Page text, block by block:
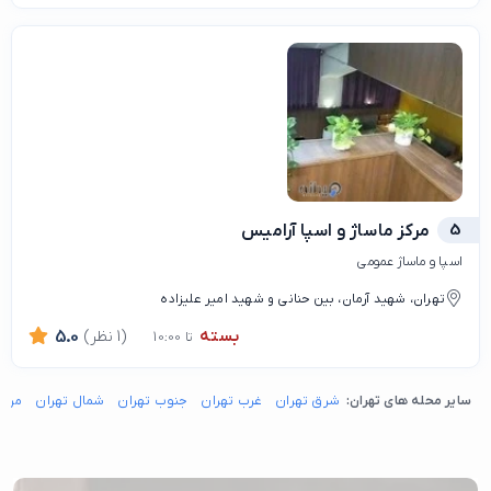
5 مرکز ماساژ و اسپا آرامیس
اسپا و ماساژ عمومی
تهران، شهید آرمان، بین حنانی و شهید امیر علیزاده
بسته تا 10:00 5.0 (1 نظر)
سایر محله های تهران: شرق تهران غرب تهران جنوب تهران شمال تهران